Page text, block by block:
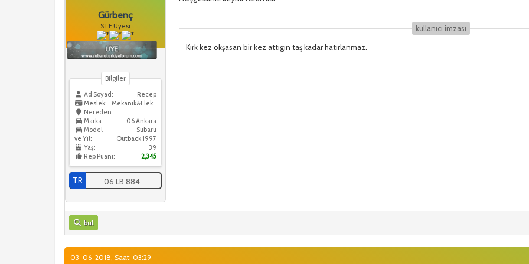
Gürbenç
STF Üyesi
Bilgiler
Ad Soyad:
Recep
Meslek:
Mekanik&Elektrik
Nereden:
06 Ankara
Marka:
Subaru
Model
ve Yıl:
Outback 1997
Yaş:
39
Rep Puanı:
2,345
TR 06 LB 884
kullanıcı i̇mzası
Kırk kez okşasan bir kez attıgın taş kadar hatırlanmaz.
bul
03-06-2018, Saat: 03:29